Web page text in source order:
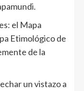
el Mapa
Etimológico de
de la
un vistazo a